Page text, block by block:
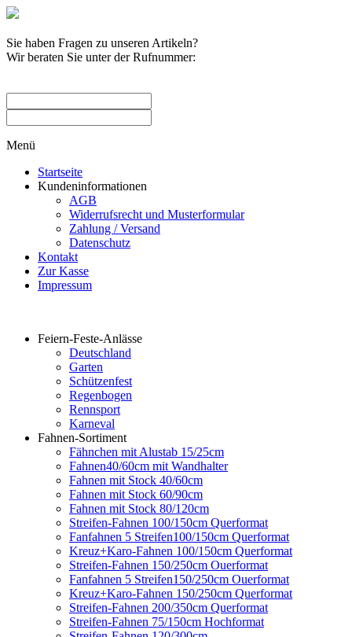
Sie haben Fragen zu unseren Artikeln?
Wir beraten Sie unter der Rufnummer:
Menü
Startseite
Kundeninformationen
AGB
Widerrufsrecht und Musterformular
Zahlung / Versand
Datenschutz
Kontakt
Zur Kasse
Impressum
Feiern-Feste-Anlässe
Deutschland
Garten
Schützenfest
Regenbogen
Rennsport
Karneval
Fahnen-Sortiment
Fähnchen mit Alustab 15/25cm
Fahnen40/60cm mit Wandhalter
Fahnen mit Stock 40/60cm
Fahnen mit Stock 60/90cm
Fahnen mit Stock 80/120cm
Streifen-Fahnen 100/150cm Querformat
Fanfahnen 5 Streifen100/150cm Querformat
Kreuz+Karo-Fahnen 100/150cm Querformat
Streifen-Fahnen 150/250cm Ouerformat
Fanfahnen 5 Streifen150/250cm Ouerformat
Kreuz+Karo-Fahnen 150/250cm Querformat
Streifen-Fahnen 200/350cm Querformat
Streifen-Fahnen 75/150cm Hochformat